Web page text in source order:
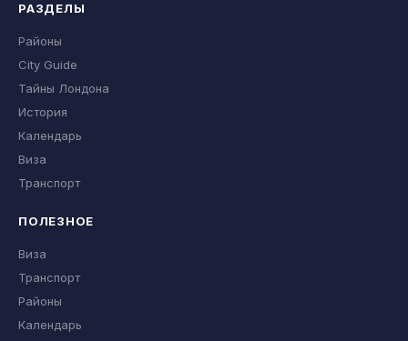
РАЗДЕЛЫ
Районы
City Guide
Тайны Лондона
История
Календарь
Виза
Транспорт
ПОЛЕЗНОЕ
Виза
Транспорт
Районы
Календарь